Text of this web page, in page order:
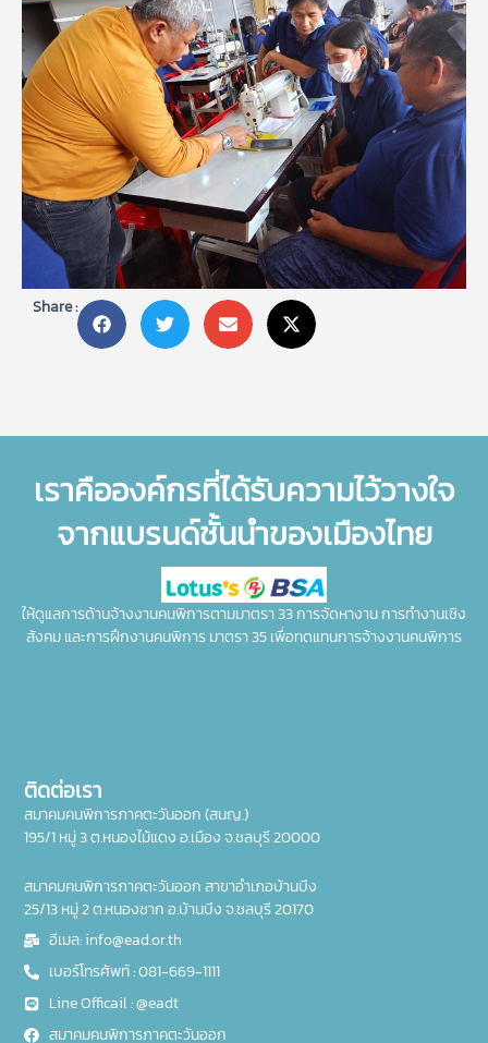
Share :
เราคือองค์กรที่ได้รับความไว้วางใจ
จากแบรนด์ชั้นนำของเมืองไทย
ให้ดูแลการด้านจ้างงานคนพิการตามมาตรา 33 การจัดหางาน การทำงานเชิง
สังคม และการฝึกงานคนพิการ มาตรา 35 เพื่อทดแทนการจ้างงานคนพิการ
ติดต่อเรา
สมาคมคนพิการภาคตะวันออก (สนญ.)
195/1 หมู่ 3 ต.หนองไม้แดง อ.เมือง จ.ชลบุรี 20000
สมาคมคนพิการภาคตะวันออก สาขาอำเภอบ้านบึง
25/13 หมู่ 2 ต.หนองชาก อ.บ้านบึง จ.ชลบุรี 20170
อีเมล: info@ead.or.th
เบอร์โทรศัพท์ : 081-669-1111
Line Officail : @eadt
สมาคมคนพิการภาคตะวันออก